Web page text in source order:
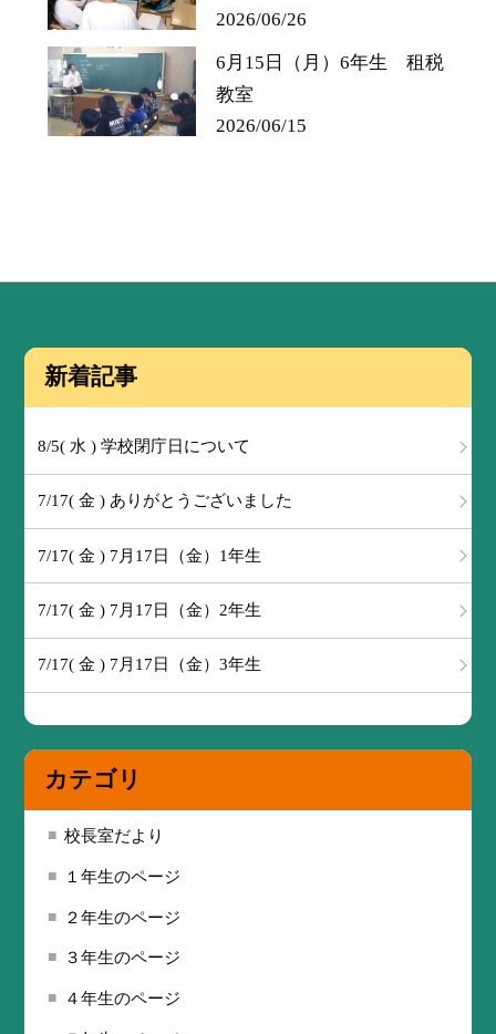
2026/06/26
6月15日（月）6年生 租税
教室
2026/06/15
新着記事
8/5( 水 ) 学校閉庁日について
7/17( 金 ) ありがとうございました
7/17( 金 ) 7月17日（金）1年生
7/17( 金 ) 7月17日（金）2年生
7/17( 金 ) 7月17日（金）3年生
カテゴリ
校長室だより
１年生のページ
２年生のページ
３年生のページ
４年生のページ